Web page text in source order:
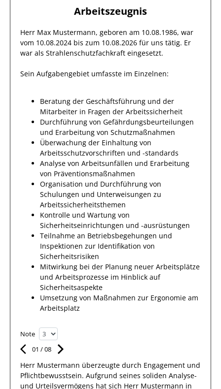
Arbeitszeugnis
Herr Max Mustermann, geboren am 10.08.1986, war
vom 10.08.2024 bis zum 10.08.2026 für uns tätig. Er
war als Strahlenschutzfachkraft eingesetzt.
Sein Aufgabengebiet umfasste im Einzelnen:
Beratung der Geschäftsführung und der
Mitarbeiter in Fragen der Arbeitssicherheit
Durchführung von Gefährdungsbeurteilungen
und Erarbeitung von Schutzmaßnahmen
Überwachung der Einhaltung von
Arbeitsschutzvorschriften und -standards
Analyse von Arbeitsunfällen und Erarbeitung
von Präventionsmaßnahmen
Organisation und Durchführung von
Schulungen und Unterweisungen zu
Arbeitssicherheitsthemen
Kontrolle und Wartung von
Sicherheitseinrichtungen und -ausrüstungen
Teilnahme an Betriebsbegehungen und
Inspektionen zur Identifikation von
Sicherheitsrisiken
Mitwirkung bei der Planung neuer Arbeitsplätze
und Arbeitsprozesse im Hinblick auf
Sicherheitsaspekte
Umsetzung von Maßnahmen zur Ergonomie am
Arbeitsplatz
Note
01 /08
Herr Mustermann überzeugte durch Engagement und
Pflichtbewusstsein. Aufgrund seines soliden Analyse-
und Urteilsvermögens hat sich Herr Mustermann in